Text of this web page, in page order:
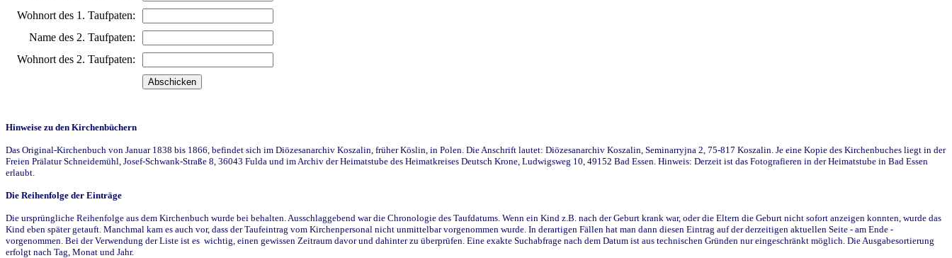
Wohnort des 1. Taufpaten:
Name des 2. Taufpaten:
Wohnort des 2. Taufpaten:
Hinweise zu den Kirchenbüchern
Das Original-Kirchenbuch von Januar 1838 bis 1866, befindet sich im Diözesanarchiv Koszalin, früher Köslin, in Polen. Die Anschrift lautet: Diözesanarchiv Koszalin, Seminarryjna 2, 75-817 Koszalin. Je eine Kopie des Kirchenbuches liegt in der
Freien Prälatur Schneidemühl, Josef-Schwank-Straße 8, 36043 Fulda und im Archiv der Heimatstube des Heimatkreises Deutsch Krone, Ludwigsweg 10, 49152 Bad Essen. Hinweis: Derzeit ist das Fotografieren in der Heimatstube in Bad Essen
erlaubt.
Die Reihenfolge der Einträge
Die ursprüngliche Reihenfolge aus dem Kirchenbuch wurde bei behalten. Ausschlaggebend war die Chronologie des Taufdatums. Wenn ein Kind z.B. nach der Geburt krank war, oder die Eltern die Geburt nicht sofort anzeigen konnten, wurde das
Kind eben später getauft. Manchmal kam es auch vor, dass der Taufeintrag vom Kirchenpersonal nicht unmittelbar vorgenommen wurde. In derartigen Fällen hat man dann diesen Eintrag auf der derzeitigen aktuellen Seite - am Ende -
vorgenommen. Bei der Verwendung der Liste ist es wichtig, einen gewissen Zeitraum davor und dahinter zu überprüfen. Eine exakte Suchabfrage nach dem Datum ist aus technischen Gründen nur eingeschränkt möglich. Die Ausgabesortierung
erfolgt nach Tag, Monat und Jahr.